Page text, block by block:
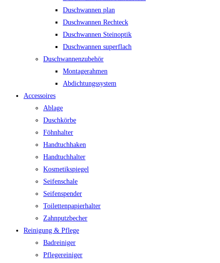
Duschwannen plan
Duschwannen Rechteck
Duschwannen Steinoptik
Duschwannen superflach
Duschwannenzubehör
Montagerahmen
Abdichtungssystem
Accessoires
Ablage
Duschkörbe
Föhnhalter
Handtuchhaken
Handtuchhalter
Kosmetikspiegel
Seifenschale
Seifenspender
Toilettenpapierhalter
Zahnputzbecher
Reinigung & Pflege
Badreiniger
Pflegereiniger